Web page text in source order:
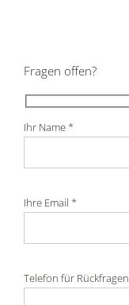
Fragen offen?
Ihr Name *
Ihre Email *
Telefon für Rückfragen